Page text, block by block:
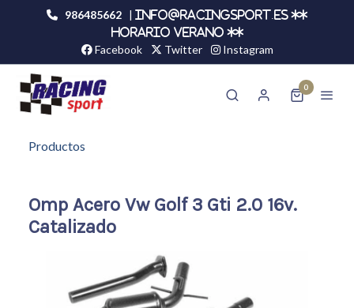
986485662 |
info@racingsport.es **
HORARIO VERANO **
Facebook Twitter Instagram
0
Productos
Omp Acero Vw Golf 3 Gti 2.0 16v.
Catalizado